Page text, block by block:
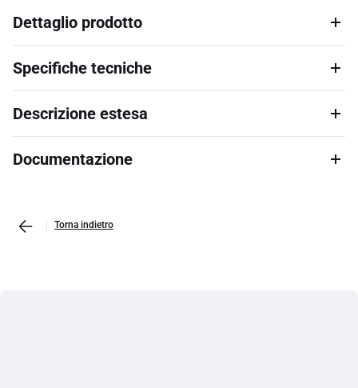
Dettaglio prodotto
Specifiche tecniche
Descrizione estesa
Documentazione
Torna indietro